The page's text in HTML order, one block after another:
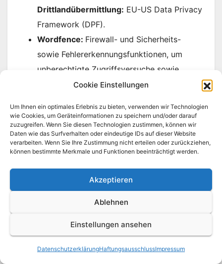
Cookie Einstellungen
Um Ihnen ein optimales Erlebnis zu bieten, verwenden wir Technologien
wie Cookies, um Geräteinformationen zu speichern und/oder darauf
zuzugreifen. Wenn Sie diesen Technologien zustimmen, können wir
Daten wie das Surfverhalten oder eindeutige IDs auf dieser Website
verarbeiten. Wenn Sie Ihre Zustimmung nicht erteilen oder zurückziehen,
können bestimmte Merkmale und Funktionen beeinträchtigt werden.
Akzeptieren
Ablehnen
Einstellungen ansehen
DatenschutzerklärungHaftungsausschlussImpressum
Drittlandübermittlung: EU-US Data Privacy
Framework (DPF).
Wordfence: Firewall- und Sicherheits-
sowie Fehlererkennungsfunktionen, um
unberechtigte Zugriffsversuche sowie
technische Schwachstellen, die einen
erkennen und zu verhindern. Zu diesen
Zwecken können Cookies und ähnliche, für
diesen Zweck erforderliche
unberechtigten Zugriffs erstellt werden. In
Identifikationsnummer und deren Aktivitäten